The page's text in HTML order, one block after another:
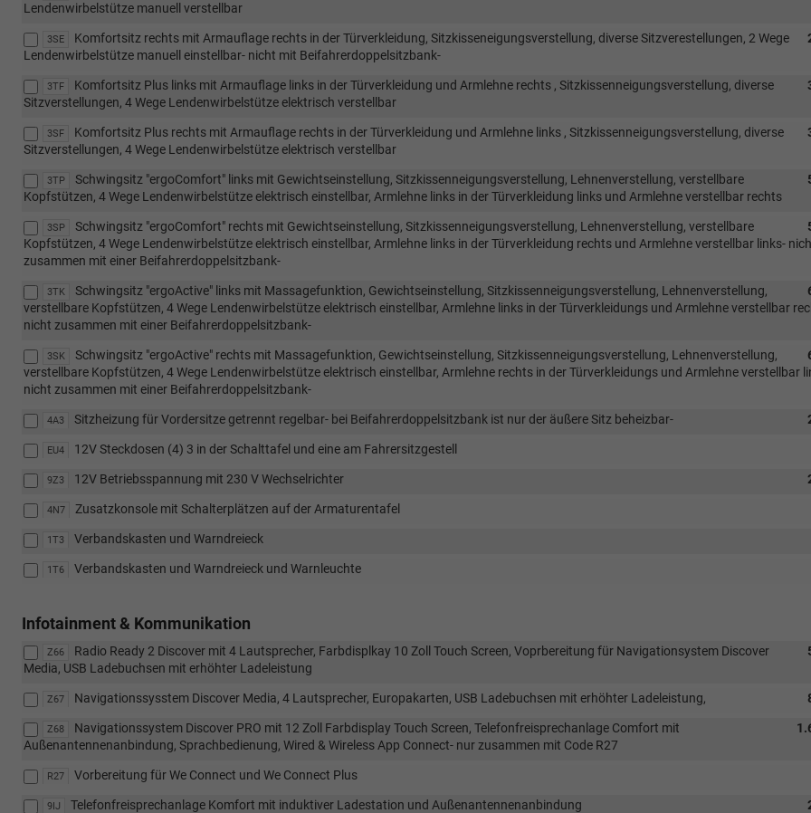
Lendenwirbelstütze manuell verstellbar
3SE
Komfortsitz rechts mit Armauflage rechts in der Türverkleidung, Sitzkisseneigungsverstellung, diverse Sitzverestellungen, 2 Wege
Lendenwirbelstütze manuell einstellbar- nicht mit Beifahrerdoppelsitzbank-
3TF
Komfortsitz Plus links mit Armauflage links in der Türverkleidung und Armlehne rechts , Sitzkissenneigungsverstellung, diverse
Sitzverstellungen, 4 Wege Lendenwirbelstütze elektrisch verstellbar
3SF
Komfortsitz Plus rechts mit Armauflage rechts in der Türverkleidung und Armlehne links , Sitzkissenneigungsverstellung, diverse
Sitzverstellungen, 4 Wege Lendenwirbelstütze elektrisch verstellbar
3TP
Schwingsitz "ergoComfort" links mit Gewichtseinstellung, Sitzkissenneigungsverstellung, Lehnenverstellung, verstellbare
Kopfstützen, 4 Wege Lendenwirbelstütze elektrisch einstellbar, Armlehne links in der Türverkleidung links und Armlehne verstellbar rechts
3SP
Schwingsitz "ergoComfort" rechts mit Gewichtseinstellung, Sitzkissenneigungsverstellung, Lehnenverstellung, verstellbare
Kopfstützen, 4 Wege Lendenwirbelstütze elektrisch einstellbar, Armlehne links in der Türverkleidung rechts und Armlehne verstellbar links-
zusammen mit einer Beifahrerdoppelsitzbank-
3TK
Schwingsitz "ergoActive" links mit Massagefunktion, Gewichtseinstellung, Sitzkissenneigungsverstellung, Lehnenverstellung,
verstellbare Kopfstützen, 4 Wege Lendenwirbelstütze elektrisch einstellbar, Armlehne links in der Türverkleidungs und Armlehne verstellbar
nicht zusammen mit einer Beifahrerdoppelsitzbank-
3SK
Schwingsitz "ergoActive" rechts mit Massagefunktion, Gewichtseinstellung, Sitzkissenneigungsverstellung, Lehnenverstellung,
verstellbare Kopfstützen, 4 Wege Lendenwirbelstütze elektrisch einstellbar, Armlehne rechts in der Türverkleidungs und Armlehne verstellbar
nicht zusammen mit einer Beifahrerdoppelsitzbank-
4A3 Sitzheizung für Vordersitze getrennt regelbar- bei Beifahrerdoppelsitzbank ist nur der äußere Sitz beheizbar-
EU4 12V Steckdosen (4) 3 in der Schalttafel und eine am Fahrersitzgestell
9Z3 12V Betriebsspannung mit 230 V Wechselrichter
4N7 Zusatzkonsole mit Schalterplätzen auf der Armaturentafel
1T3 Verbandskasten und Warndreieck
1T6 Verbandskasten und Warndreieck und Warnleuchte
Infotainment & Kommunikation
Z66
Radio Ready 2 Discover mit 4 Lautsprecher, Farbdisplkay 10 Zoll Touch Screen, Voprbereitung für Navigationsystem Discover
Media, USB Ladebuchsen mit erhöhter Ladeleistung
Z67 Navigationssysstem Discover Media, 4 Lautsprecher, Europakarten, USB Ladebuchsen mit erhöhter Ladeleistung,
Z68
Navigationssystem Discover PRO mit 12 Zoll Farbdisplay Touch Screen, Telefonfreisprechanlage Comfort mit
Außenantennenanbindung, Sprachbedienung, Wired & Wireless App Connect- nur zusammen mit Code R27
R27 Vorbereitung für We Connect und We Connect Plus
9IJ Telefonfreisprechanlage Komfort mit induktiver Ladestation und Außenantennenanbindung